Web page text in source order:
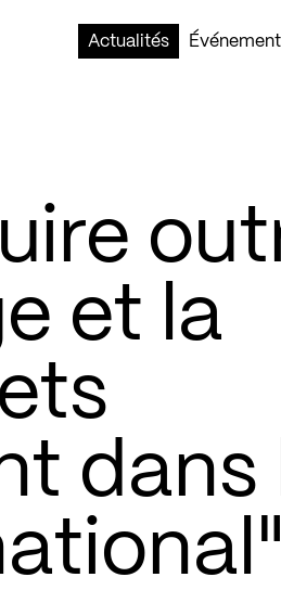
Actualités
et la
dans